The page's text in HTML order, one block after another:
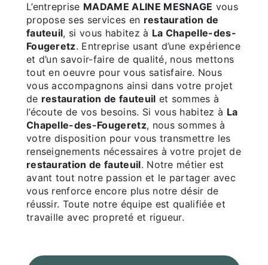
L’entreprise MADAME ALINE MESNAGE vous
propose ses services en restauration de
fauteuil, si vous habitez à La Chapelle-des-
Fougeretz. Entreprise usant d’une expérience
et d’un savoir-faire de qualité, nous mettons
tout en oeuvre pour vous satisfaire. Nous
vous accompagnons ainsi dans votre projet
de restauration de fauteuil et sommes à
l’écoute de vos besoins. Si vous habitez à La
Chapelle-des-Fougeretz, nous sommes à
votre disposition pour vous transmettre les
renseignements nécessaires à votre projet de
restauration de fauteuil. Notre métier est
avant tout notre passion et le partager avec
vous renforce encore plus notre désir de
réussir. Toute notre équipe est qualifiée et
travaille avec propreté et rigueur.